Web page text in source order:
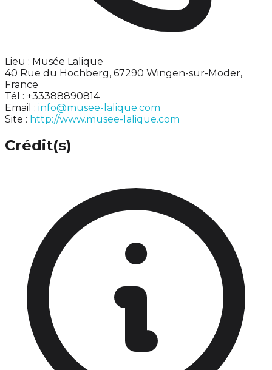
Lieu : Musée Lalique
40 Rue du Hochberg, 67290 Wingen-sur-Moder,
France
Tél : +33388890814
Email : info@musee-lalique.com
Site : http://www.musee-lalique.com
Crédit(s)